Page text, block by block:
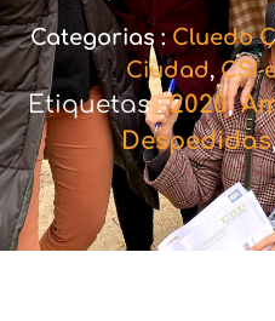
Categorias :Cluedo
Ciudad,CSI
Etiquetas :2020,
Despedidas